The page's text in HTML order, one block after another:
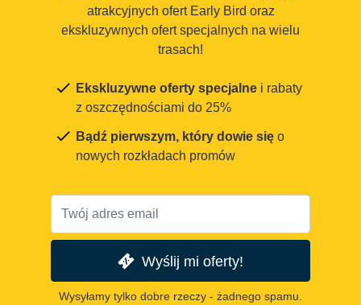
atrakcyjnych ofert Early Bird oraz
ekskluzywnych ofert specjalnych na wielu
trasach!
Ekskluzywne oferty specjalne i rabaty
z oszczędnościami do 25%
Bądź pierwszym, który dowie się o
nowych rozkładach promów
Wyślij mi oferty!
Wysyłamy tylko dobre rzeczy - żadnego spamu.